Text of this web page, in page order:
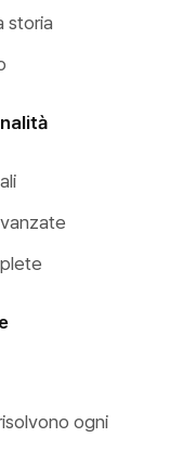
storia
ogni